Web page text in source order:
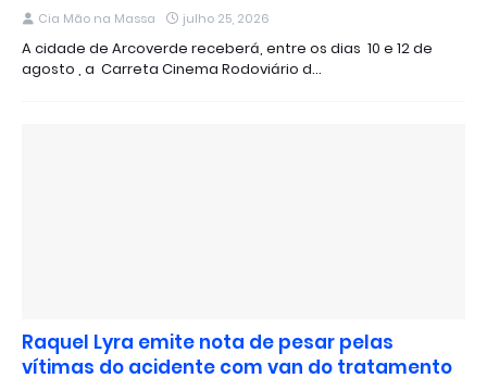
Cia Mão na Massa julho 25, 2026
A cidade de Arcoverde receberá, entre os dias 10 e 12 de
agosto , a Carreta Cinema Rodoviário d…
Raquel Lyra emite nota de pesar pelas
vítimas do acidente com van do tratamento